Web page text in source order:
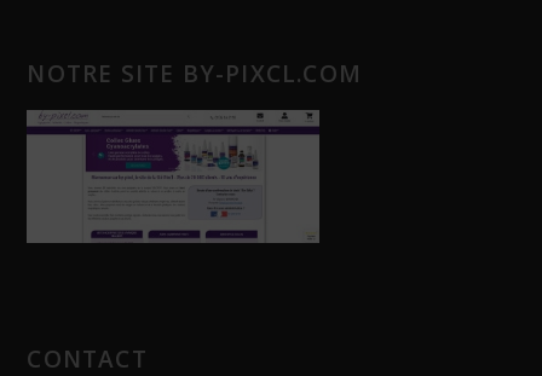
NOTRE SITE BY-PIXCL.COM
CONTACT